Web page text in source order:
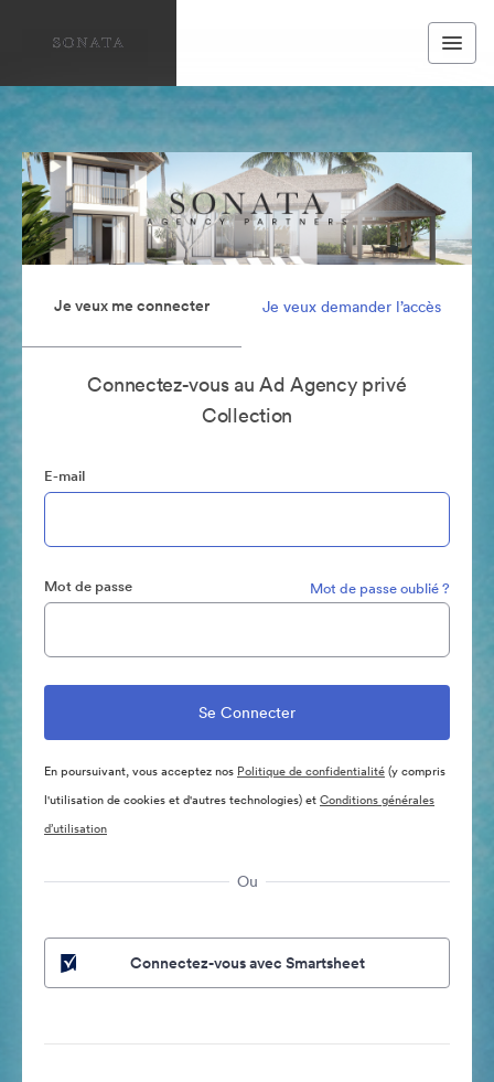
Je veux me connecter Je veux demander l’accès
Connectez-vous au Ad Agency privé
Collection
E-mail
Mot de passe Mot de passe oublié ?
En poursuivant, vous acceptez nos Politique de confidentialité(y compris
l'utilisation de cookies et d'autres technologies) etConditions générales
d’utilisation
Ou
Connectez-vous avec Smartsheet